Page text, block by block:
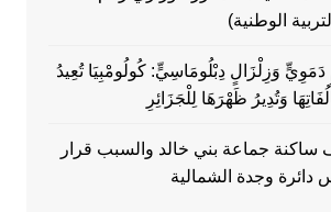
دِبْلُومَاسِيٍّ: كُولُومْبِيَا تُعِيدُ
ظَهْرَهَا لِلْجَزَائِرِ
جماعة بني خالد والسبب قرار
وجدة الشمالية